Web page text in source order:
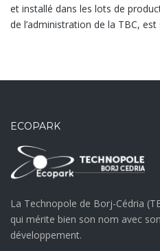
et installé dans les lots de
de l’administration de la TBC,
ECOPARK
La Technopole de Borj-Cédria
qui mérite bien son nom avec
développement.